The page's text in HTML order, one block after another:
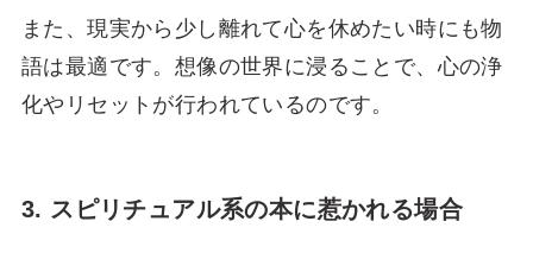
また、現実から少し離れて心を休めたい時にも物
語は最適です。想像の世界に浸ることで、心の浄
化やリセットが行われているのです。
3. スピリチュアル系の本に惹かれる場合